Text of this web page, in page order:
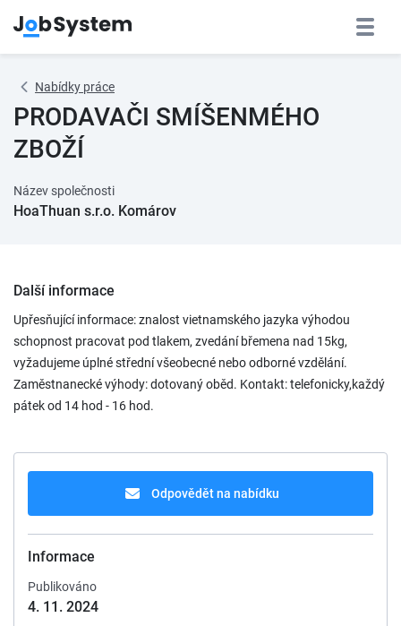
Nabídky práce
PRODAVAČI SMÍŠENMÉHO
ZBOŽÍ
Název společnosti
HoaThuan s.r.o. Komárov
Další informace
Upřesňující informace: znalost vietnamského jazyka výhodou
schopnost pracovat pod tlakem, zvedání břemena nad 15kg,
vyžadujeme úplné střední všeobecné nebo odborné vzdělání.
Zaměstnanecké výhody: dotovaný oběd. Kontakt: telefonicky,každý
pátek od 14 hod - 16 hod.
Odpovědět na nabídku
Informace
Publikováno
4. 11. 2024